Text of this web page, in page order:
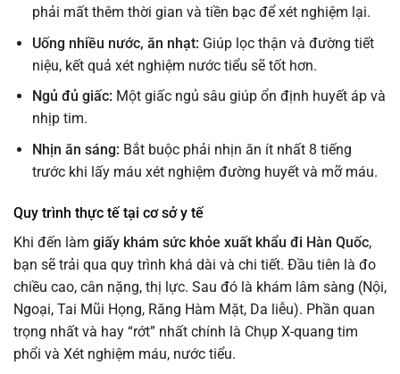
phải mất thêm thời gian và tiền bạc để xét nghiệm lại.
Uống nhiều nước, ăn nhạt: Giúp lọc thận và đường tiết
niệu, kết quả xét nghiệm nước tiểu sẽ tốt hơn.
Ngủ đủ giấc: Một giấc ngủ sâu giúp ổn định huyết áp và
nhịp tim.
Nhịn ăn sáng: Bắt buộc phải nhịn ăn ít nhất 8 tiếng
trước khi lấy máu xét nghiệm đường huyết và mỡ máu.
Quy trình thực tế tại cơ sở y tế
Khi đến làm giấy khám sức khỏe xuất khẩu đi Hàn Quốc,
bạn sẽ trải qua quy trình khá dài và chi tiết. Đầu tiên là đo
chiều cao, cân nặng, thị lực. Sau đó là khám lâm sàng (Nội,
Ngoại, Tai Mũi Họng, Răng Hàm Mặt, Da liễu). Phần quan
trọng nhất và hay “rớt” nhất chính là Chụp X-quang tim
phổi và Xét nghiệm máu, nước tiểu.